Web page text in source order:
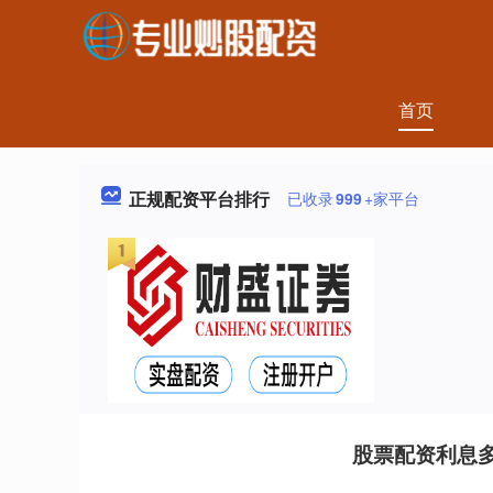
首页
正规配资平台排行 已收录999+家平台
股票配资利息